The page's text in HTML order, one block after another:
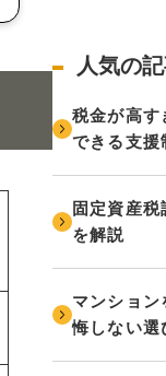
人気の
税金が高す
できる支援
固定資産
を解説
マンション
悔しない選